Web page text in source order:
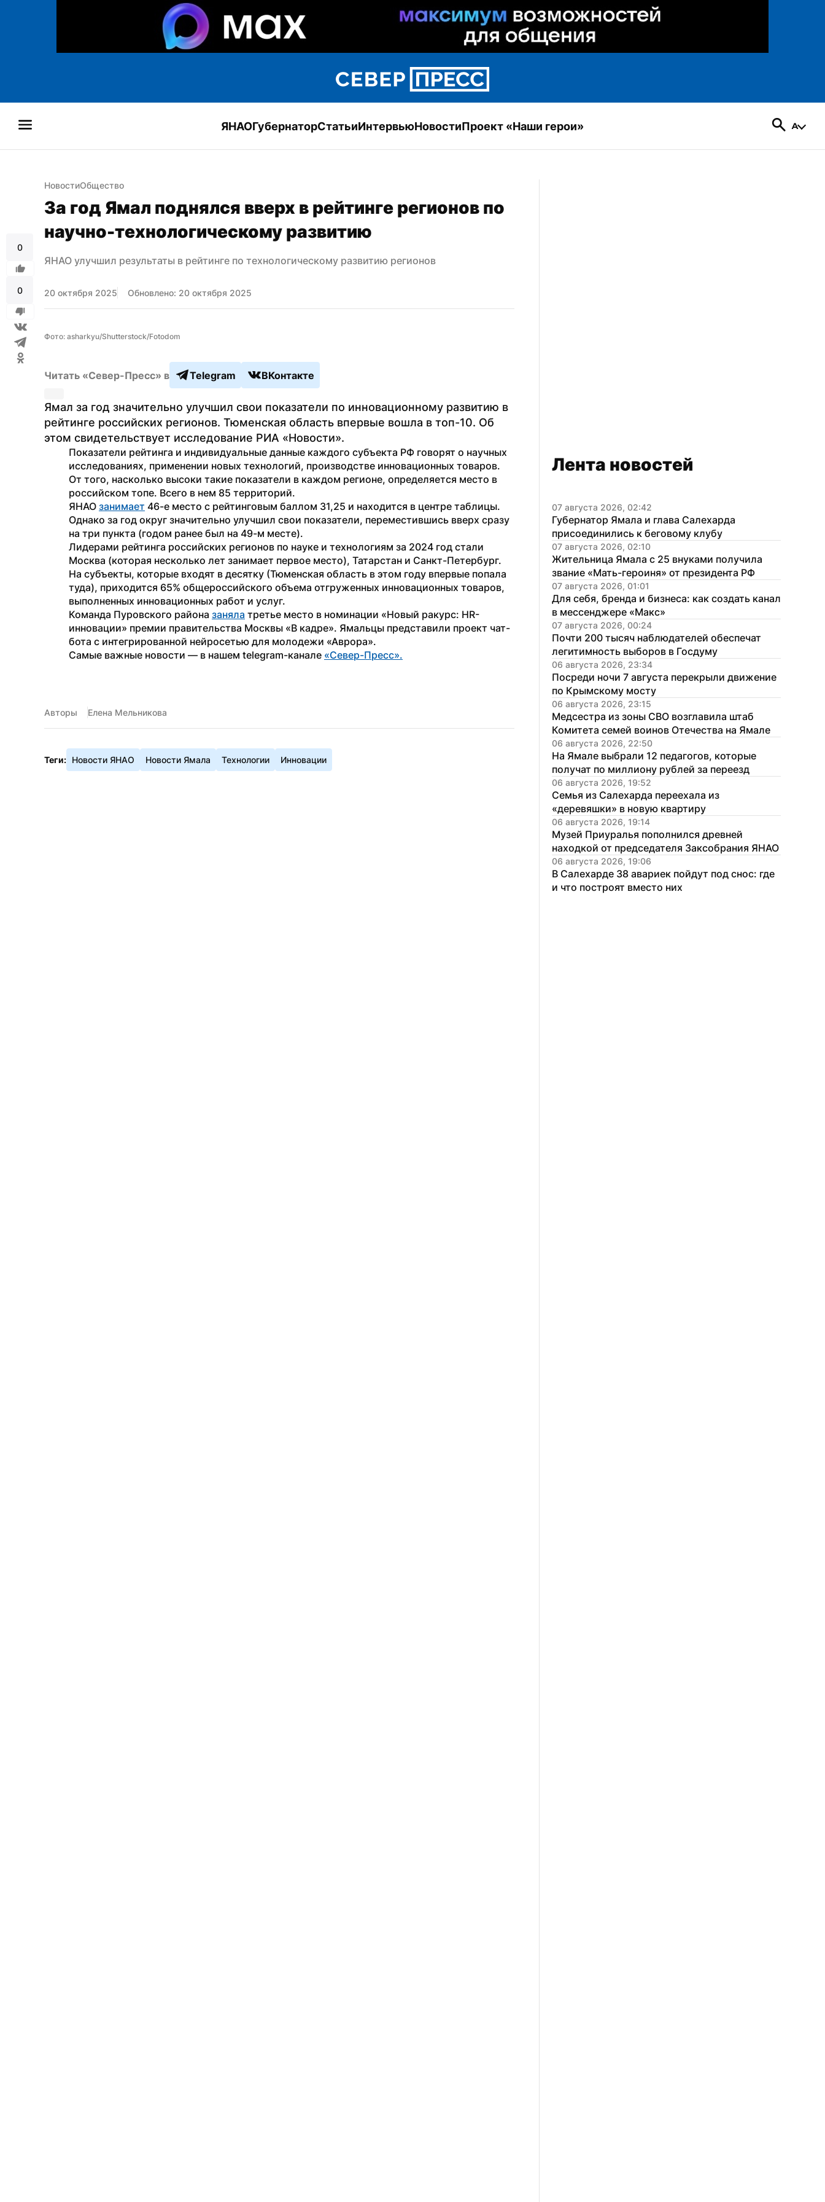
ЯНАОГубернаторСтатьиИнтервьюНовостиПроект «Наши герои»
0
0
НовостиОбщество
За год Ямал поднялся вверх в рейтинге регионов по
научно-технологическому развитию
ЯНАО улучшил результаты в рейтинге по технологическому развитию регионов
20 октября 2025 Обновлено: 20 октября 2025
Фото: asharkyu/Shutterstock/Fotodom
Читать «Север-Пресс» в Telegram ВКонтакте
Ямал за год значительно улучшил свои показатели по инновационному развитию в
рейтинге российских регионов. Тюменская область впервые вошла в топ-10. Об
этом свидетельствует исследование РИА «Новости».
Показатели рейтинга и индивидуальные данные каждого субъекта РФ говорят о научных
исследованиях, применении новых технологий, производстве инновационных товаров.
От того, насколько высоки такие показатели в каждом регионе, определяется место в
российском топе. Всего в нем 85 территорий.
ЯНАО занимает 46-е место с рейтинговым баллом 31,25 и находится в центре таблицы.
Однако за год округ значительно улучшил свои показатели, переместившись вверх сразу
на три пункта (годом ранее был на 49-м месте).
Лидерами рейтинга российских регионов по науке и технологиям за 2024 год стали
Москва (которая несколько лет занимает первое место), Татарстан и Санкт-Петербург.
На субъекты, которые входят в десятку (Тюменская область в этом году впервые попала
туда), приходится 65% общероссийского объема отгруженных инновационных товаров,
выполненных инновационных работ и услуг.
Команда Пуровского района заняла третье место в номинации «Новый ракурс: HR-
инновации» премии правительства Москвы «В кадре». Ямальцы представили проект чат-
бота с интегрированной нейросетью для молодежи «Аврора».
Самые важные новости — в нашем telegram-канале «Север-Пресс».
Авторы Елена Мельникова
Теги: Новости ЯНАО Новости Ямала Технологии Инновации
Лента новостей
07 августа 2026, 02:42
Губернатор Ямала и глава Салехарда
присоединились к беговому клубу
07 августа 2026, 02:10
Жительница Ямала с 25 внуками получила
звание «Мать-героиня» от президента РФ
07 августа 2026, 01:01
Для себя, бренда и бизнеса: как создать канал
в мессенджере «Макс»
07 августа 2026, 00:24
Почти 200 тысяч наблюдателей обеспечат
легитимность выборов в Госдуму
06 августа 2026, 23:34
Посреди ночи 7 августа перекрыли движение
по Крымскому мосту
06 августа 2026, 23:15
Медсестра из зоны СВО возглавила штаб
Комитета семей воинов Отечества на Ямале
06 августа 2026, 22:50
На Ямале выбрали 12 педагогов, которые
получат по миллиону рублей за переезд
06 августа 2026, 19:52
Семья из Салехарда переехала из
«деревяшки» в новую квартиру
06 августа 2026, 19:14
Музей Приуралья пополнился древней
находкой от председателя Заксобрания ЯНАО
06 августа 2026, 19:06
В Салехарде 38 авариек пойдут под снос: где
и что построят вместо них